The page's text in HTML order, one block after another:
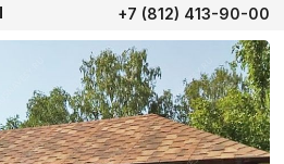
+7 (812) 413-90-00